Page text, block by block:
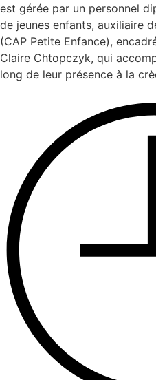
est gérée par un personnel
de jeunes enfants, auxiliaire
(CAP Petite Enfance),
Claire Chtopczyk, qui
long de leur présence à la